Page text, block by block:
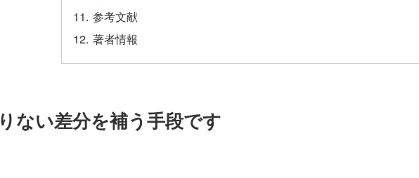
参考文献
著者情報
ない差分を補う手段です